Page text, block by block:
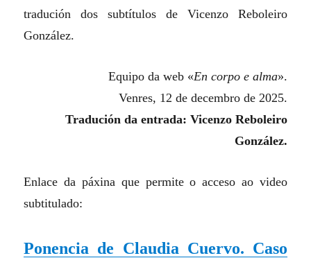
tradución dos subtítulos de Vicenzo Reboleiro
González.
Equipo da web «En corpo e alma».
Venres, 12 de decembro de 2025.
Tradución da entrada: Vicenzo Reboleiro
González.
Enlace da páxina que permite o acceso ao video
subtitulado:
Ponencia de Claudia Cuervo. Caso